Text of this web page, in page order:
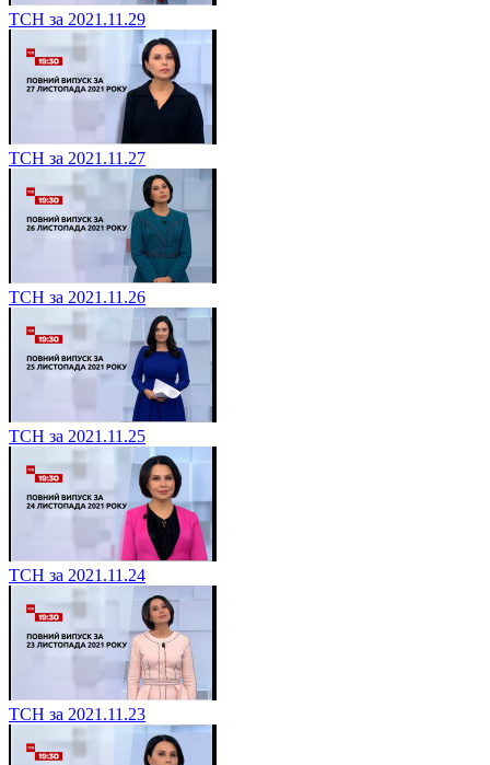
ТСН за 2021.11.29
ТСН за 2021.11.27
ТСН за 2021.11.26
ТСН за 2021.11.25
ТСН за 2021.11.24
ТСН за 2021.11.23